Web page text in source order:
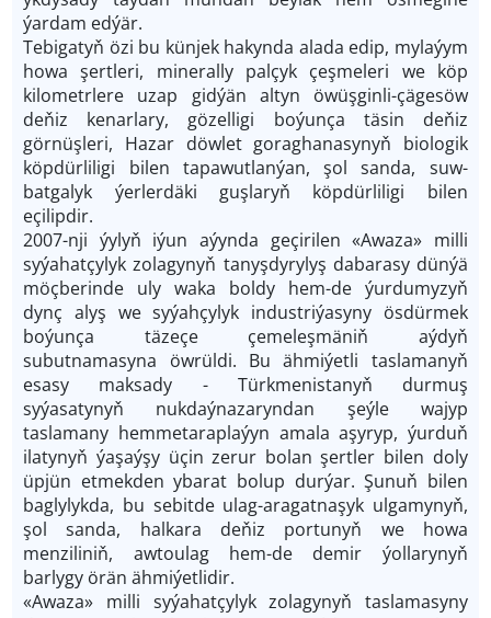
ýardam edýär.
Tebigatyň özi bu künjek hakynda alada edip, mylaýym
howa şertleri, minerally palçyk çeşmeleri we köp
kilometrlere uzap gidýän altyn öwüşginli-çägesöw
deňiz kenarlary, gözelligi boýunça täsin deňiz
görnüşleri, Hazar döwlet goraghanasynyň biologik
köpdürliligi bilen tapawutlanýan, şol sanda, suw-
batgalyk ýerlerdäki guşlaryň köpdürliligi bilen
eçilipdir.
2007-nji ýylyň iýun aýynda geçirilen «Awaza» milli
syýahatçylyk zolagynyň tanyşdyrylyş dabarasy dünýä
möçberinde uly waka boldy hem-de ýurdumyzyň
dynç alyş we syýahçylyk industriýasyny ösdürmek
boýunça täzeçe çemeleşmäniň aýdyň
subutnamasyna öwrüldi. Bu ähmiýetli taslamanyň
esasy maksady - Türkmenistanyň durmuş
syýasatynyň nukdaýnazaryndan şeýle wajyp
taslamany hemmetaraplaýyn amala aşyryp, ýurduň
ilatynyň ýaşaýşy üçin zerur bolan şertler bilen doly
üpjün etmekden ybarat bolup durýar. Şunuň bilen
baglylykda, bu sebitde ulag-aragatnaşyk ulgamynyň,
şol sanda, halkara deňiz portunyň we howa
menziliniň, awtoulag hem-de demir ýollarynyň
barlygy örän ähmiýetlidir.
«Awaza» milli syýahatçylyk zolagynyň taslamasyny